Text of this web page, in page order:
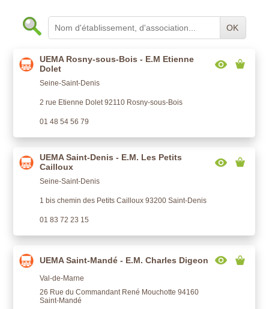
OK
UEMA Rosny-sous-Bois - E.M Etienne
Dolet
Seine-Saint-Denis
2 rue Etienne Dolet 92110 Rosny-sous-Bois
01 48 54 56 79
UEMA Saint-Denis - E.M. Les Petits
Cailloux
Seine-Saint-Denis
1 bis chemin des Petits Cailloux 93200 Saint-Denis
01 83 72 23 15
UEMA Saint-Mandé - E.M. Charles Digeon
Val-de-Marne
26 Rue du Commandant René Mouchotte 94160
Saint-Mandé